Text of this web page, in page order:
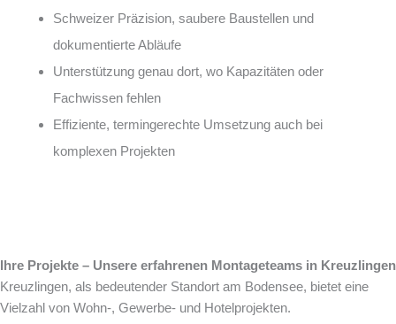
Schweizer Präzision, saubere Baustellen und
dokumentierte Abläufe
Unterstützung genau dort, wo Kapazitäten oder
Fachwissen fehlen
Effiziente, termingerechte Umsetzung auch bei
komplexen Projekten
Ihre Projekte – Unsere erfahrenen Montageteams in Kreuzlingen
Kreuzlingen, als bedeutender Standort am Bodensee, bietet eine
Vielzahl von Wohn-, Gewerbe- und Hotelprojekten.